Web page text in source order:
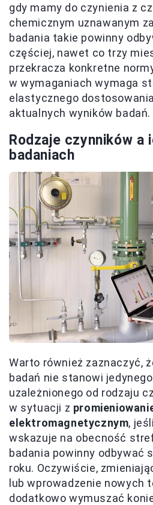
gdy mamy do czynienia z
chemicznym uznawanym
badania takie powinny
częściej, nawet co trzy
przekracza konkretne
w wymaganiach wymaga
elastycznego
aktualnych wyników badań.
Rodzaje czynników a
badaniach
Warto również zaznaczyć,
badań nie stanowi
uzależnionego od rodzaju
w sytuacji z
elektromagnetycznym,
wskazuje na obecność
badania powinny odbywać
roku. Oczywiście,
lub wprowadzenie nowych
dodatkowo wymuszać